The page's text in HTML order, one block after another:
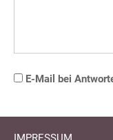
E-Mail bei